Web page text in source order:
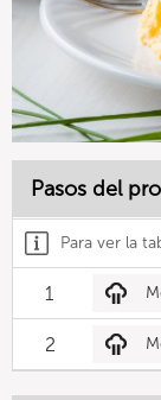
Pasos del
Para ver la
1
2